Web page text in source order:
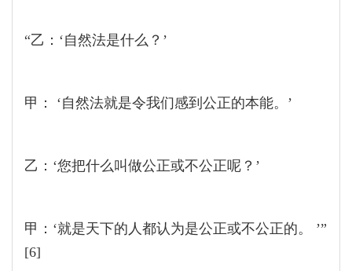
“乙：‘自然法是什么？’
甲： ‘自然法就是令我们感到公正的本能。’
乙：‘您把什么叫做公正或不公正呢？’
甲：‘就是天下的人都认为是公正或不公正的。 ’”
[6]